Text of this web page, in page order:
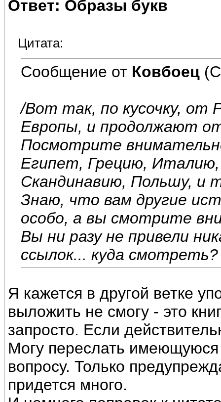
Ответ: Образы букв
Цитата:
Сообщение от Ковбоец
/Вот так, по кусочку, от
Европы, и продолжают
Посмотрите
Египет, Грецию,
Скандинавию, Польшу, и
Знаю, что вам другие
особо, а вы смотрите
Вы ни разу не привели
ссылок... куда смотреть?
Я кажется в другой ветке
выложить не смогу - это
запросто. Если
Могу переслать
вопросу. Только
придется много.